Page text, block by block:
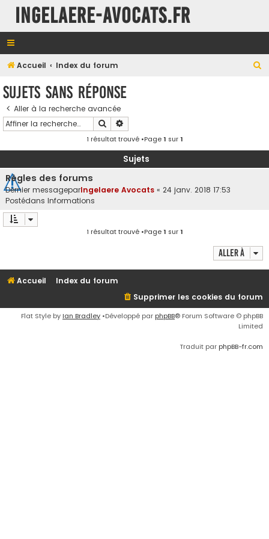
INGELAERE-AVOCATS.FR
Accueil Index du forum
Sujets sans réponse
Aller à la recherche avancée
Rechercher
1 résultat trouvé •Page1 sur1
Sujets
Règles des forums
Dernier messageparIngelaere Avocats « 24 janv. 2018 17:53
Postédans Informations
1 résultat trouvé •Page1 sur1
Aller à
Accueil
Index du forum
Supprimer les cookies du forum
Flat Style by Ian Bradley •Développé par phpBB® Forum Software © phpBB
Limited
Traduit par phpBB-fr.com